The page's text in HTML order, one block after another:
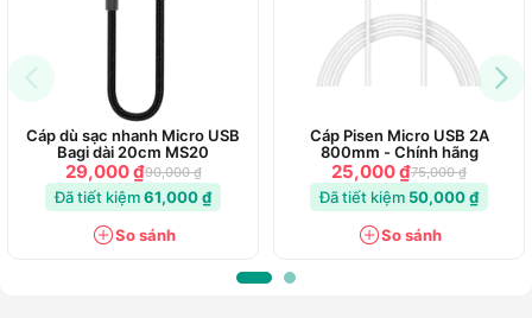
Cáp dù sạc nhanh Micro USB
Bagi dài 20cm MS20
29,000 ₫90,000 ₫
Đã tiết kiệm61,000 ₫
So sánh
Cáp Pisen Micro USB 2A
800mm - Chính hãng
25,000 ₫75,000 ₫
Đã tiết kiệm 50,000 ₫
So sánh